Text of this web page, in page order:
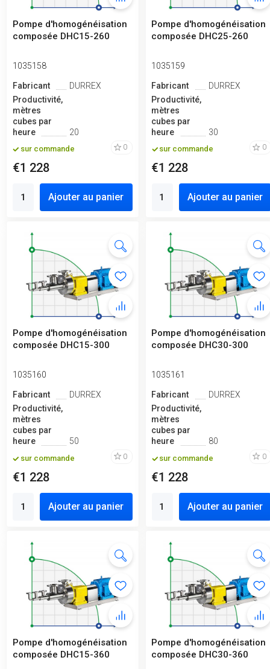
Pompe d'homogénéisation
composée DHC15-260
1035158
Fabricant
DURREX
Productivité,
mètres
cubes par
heure
20
sur commande 0
€1 228
Ajouter au panier
Pompe d'homogénéisation
composée DHC25-260
1035159
Fabricant
DURREX
Productivité,
mètres
cubes par
heure
30
sur commande 0
€1 228
Ajouter au panier
Pompe d'homogénéisation
composée DHC15-300
1035160
Fabricant
DURREX
Productivité,
mètres
cubes par
heure
50
sur commande 0
€1 228
Ajouter au panier
Pompe d'homogénéisation
composée DHC30-300
1035161
Fabricant
DURREX
Productivité,
mètres
cubes par
heure
80
sur commande 0
€1 228
Ajouter au panier
Pompe d'homogénéisation
composée DHC15-360
Pompe d'homogénéisation
composée DHC30-360